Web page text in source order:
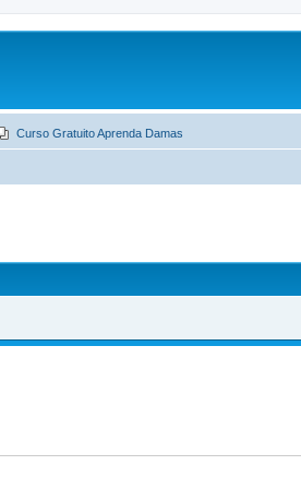
Curso Gratuito Aprenda Damas